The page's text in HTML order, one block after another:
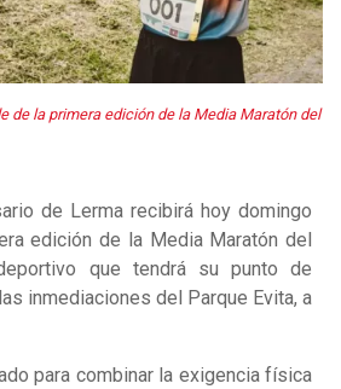
de la primera edición de la Media Maratón del
de Lerma recibirá hoy domingo
edición de la Media Maratón del
que tendrá su punto de
inmediaciones del Parque Evita, a
para combinar la exigencia física